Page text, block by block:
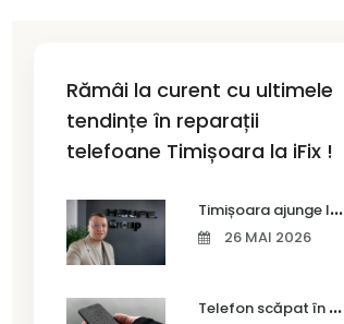
Rămâi la curent cu ultimele
tendințe în reparații
telefoane Timișoara la iFix !
T
imișoara ajunge la Vodafone Business Bootcamp prin Marius Cermian de la Armour România
26 MAI 2026
T
elefon scăpat în apă – ce trebuie să faci imediat și ce greșeli să eviți